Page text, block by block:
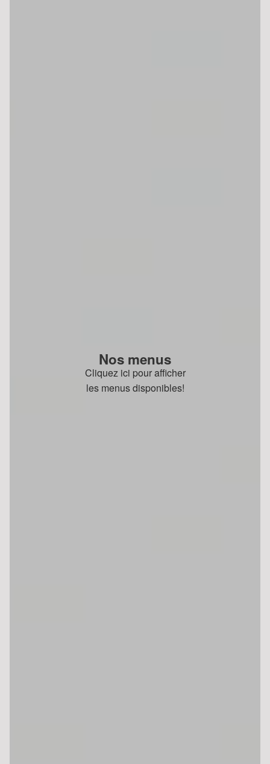
Nos menus
Cliquez ici pour afficher
les menus disponibles!